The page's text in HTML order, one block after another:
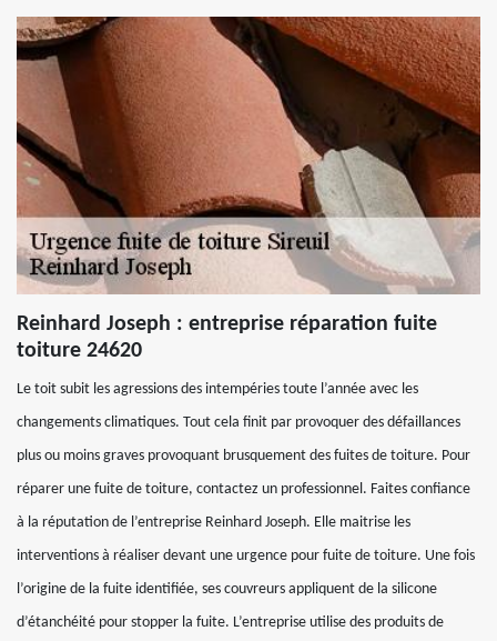
Reinhard Joseph : entreprise réparation fuite
toiture 24620
Le toit subit les agressions des intempéries toute l’année avec les
changements climatiques. Tout cela finit par provoquer des défaillances
plus ou moins graves provoquant brusquement des fuites de toiture. Pour
réparer une fuite de toiture, contactez un professionnel. Faites confiance
à la réputation de l’entreprise Reinhard Joseph. Elle maitrise les
interventions à réaliser devant une urgence pour fuite de toiture. Une fois
l’origine de la fuite identifiée, ses couvreurs appliquent de la silicone
d’étanchéité pour stopper la fuite. L’entreprise utilise des produits de